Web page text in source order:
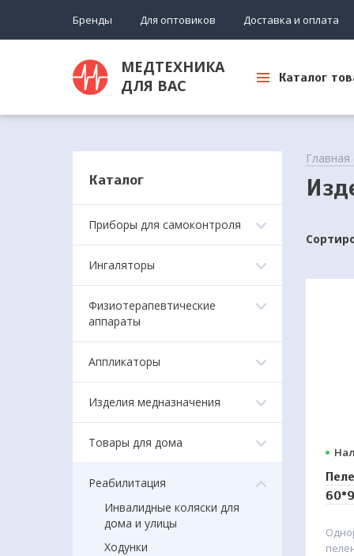
Бренды Для оптовиков Доставка и оплата
МЕДТЕХНИКА
ДЛЯ ВАС
Каталог
Каталог
Приборы для самоконтроля
Ингаляторы
Физиотерапевтические
аппараты
Аппликаторы
Изделия медназначения
Товары для дома
Реабилитация
Инвалидные коляски для
дома и улицы
Ходунки
Главная